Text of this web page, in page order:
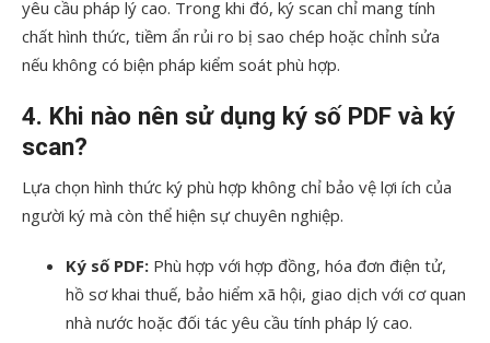
yêu cầu pháp lý cao. Trong khi đó, ký scan chỉ mang tính
chất hình thức, tiềm ẩn rủi ro bị sao chép hoặc chỉnh sửa
nếu không có biện pháp kiểm soát phù hợp.
4. Khi nào nên sử dụng ký số PDF và ký
scan?
Lựa chọn hình thức ký phù hợp không chỉ bảo vệ lợi ích của
người ký mà còn thể hiện sự chuyên nghiệp.
Ký số PDF: Phù hợp với hợp đồng, hóa đơn điện tử,
hồ sơ khai thuế, bảo hiểm xã hội, giao dịch với cơ quan
nhà nước hoặc đối tác yêu cầu tính pháp lý cao.